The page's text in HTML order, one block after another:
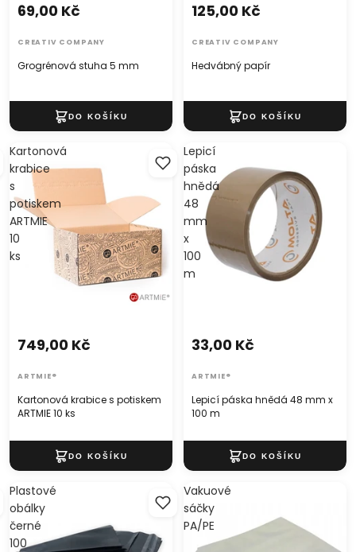
Grogrénová stuha 5 mm
69,00 Kč
CREATIV COMPANY
Hedvábný papír
125,00 Kč
CREATIV COMPANY
Kartonová
krabice
s
potiskem
ARTMIE
10
ks
Kartonová krabice s potiskem
ARTMIE 10 ks
749,00 Kč
ARTMIE®
Lepicí
páska
hnědá
48
mm
x
100
m
Lepicí páska hnědá 48 mm x
100 m
33,00 Kč
ARTMIE®
Plastové
obálky
černé
100
Vakuové
sáčky
PA/PE